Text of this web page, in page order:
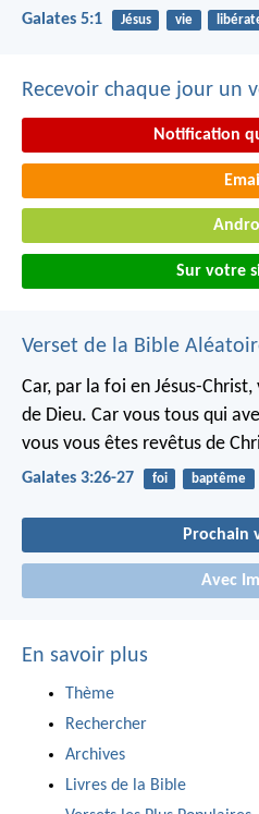
Galates 5:1 Jésus vie
Recevoir chaque jour un
Notification
Email
Sur votre
Verset de la Bible
Car, par la foi en Jésus-
de Dieu. Car vous tous qui
vous vous êtes revêtus de
Galates 3:26-27 foi baptême
Prochain
Avec
En savoir plus
Thème
Rechercher
Archives
Livres de la Bible